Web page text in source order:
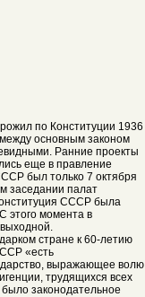
по Конституции 1936
основным законом
Ранние проекты
еще в правление
был только 7 октября
заседании палат
СССР была
этого момента в
стране к 60-летию
«есть
выражающее волю
трудящихся всех
законодательное